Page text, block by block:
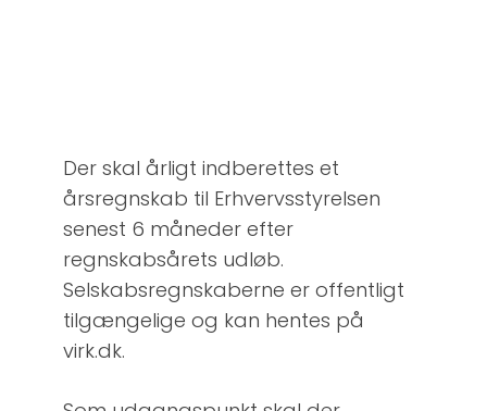
Der skal årligt indberettes et
årsregnskab til Erhvervsstyrelsen
senest 6 måneder efter
regnskabsårets udløb.
Selskabsregnskaberne er offentligt
tilgængelige og kan hentes på
virk.dk.